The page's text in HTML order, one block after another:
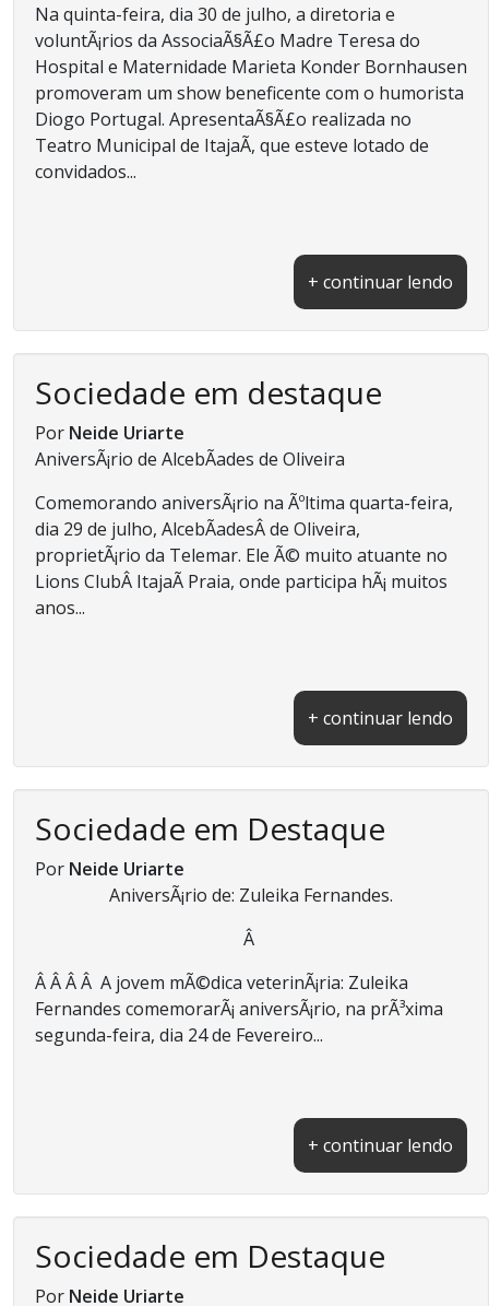
Na quinta-feira, dia 30 de julho, a diretoria e
voluntÃ¡rios da AssociaÃ§Ã£o Madre Teresa do
Hospital e Maternidade Marieta Konder Bornhausen
promoveram um show beneficente com o humorista
Diogo Portugal. ApresentaÃ§Ã£o realizada no
Teatro Municipal de ItajaÃ­, que esteve lotado de
convidados...
+ continuar lendo
Sociedade em destaque
Por Neide Uriarte
AniversÃ¡rio de AlcebÃ­ades de Oliveira
Comemorando aniversÃ¡rio na Ãºltima quarta-feira,
dia 29 de julho, AlcebÃ­adesÂ de Oliveira,
proprietÃ¡rio da Telemar. Ele Ã© muito atuante no
Lions ClubÂ ItajaÃ­ Praia, onde participa hÃ¡ muitos
anos...
+ continuar lendo
Sociedade em Destaque
Por Neide Uriarte
AniversÃ¡rio de: Zuleika Fernandes.
Â
Â Â Â Â A jovem mÃ©dica veterinÃ¡ria: Zuleika
Fernandes comemorarÃ¡ aniversÃ¡rio, na prÃ³xima
segunda-feira, dia 24 de Fevereiro...
+ continuar lendo
Sociedade em Destaque
Por Neide Uriarte